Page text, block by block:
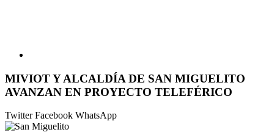
MIVIOT Y ALCALDÍA DE SAN MIGUELITO
AVANZAN EN PROYECTO TELEFÉRICO
TwitterFacebook WhatsApp